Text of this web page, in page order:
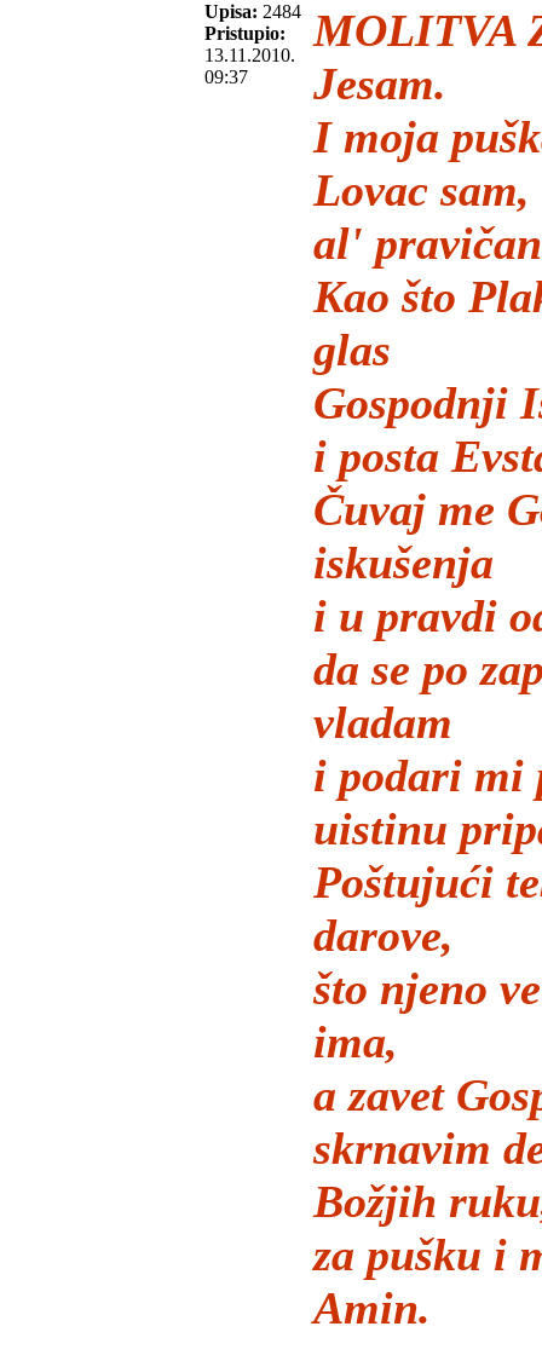
Upisa: 2484
Pristupio:
13.11.2010.
09:37
MOLITVA
Jesam.
I moja
Lovac sam,
al'
Kao što
glas
Gospodnji
i posta
Čuvaj me
iskušenja
i u pravdi
da se po
vladam
i podari mi
uistinu
Poštujući
darove,
što njeno
ima,
a zavet
skrnavim
Božjih
za pušku i
Amin.